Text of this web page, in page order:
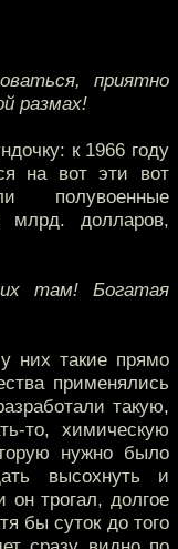
приятно
размах!
к 1966 году
на вот эти вот
полувоенные
млрд. долларов,
там! Богатая
них такие прямо
применялись
такую,
то, химическую
нужно было
высохнуть и
он трогал, долгое
бы суток до того